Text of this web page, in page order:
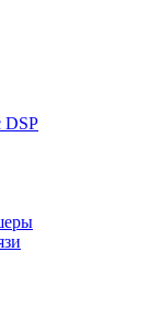
DSP